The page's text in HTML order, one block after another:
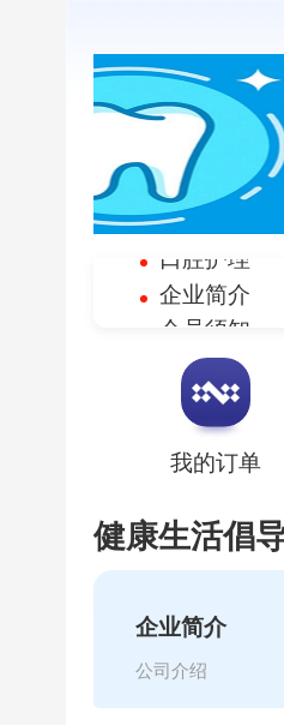
企业简介
会员须知
推广有奖
产品资讯
针对口腔
我的订单
健康生活倡
企业简介
公司介绍